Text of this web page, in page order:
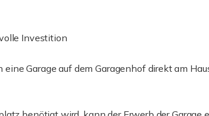
Investition
Garage auf dem Garagenhof direkt am